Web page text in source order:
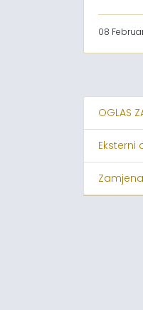
08
OGLAS
Eksterni